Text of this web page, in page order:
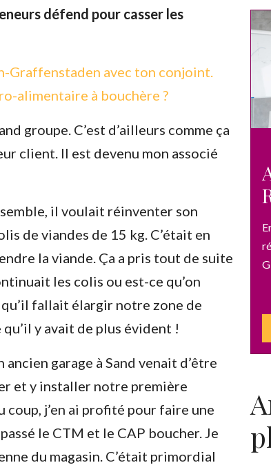
RÉSEAU
plus sur les réseaux ? Télécharge GRATUITEMENT notre
défend pour casser les
Graffenstaden avec ton conjoint.
alimentaire à bouchère ?
groupe. C’est d’ailleurs comme ça
client. Il est devenu mon associé
il voulait réinventer son
de viandes de 15 kg. C’était en
la viande. Ça a pris tout de suite
les colis ou est-ce qu’on
fallait élargir notre zone de
y avait de plus évident !
ancien garage à Sand venait d’être
et y installer notre première
j’en ai profité pour faire une
le CTM et le CAP boucher. Je
du magasin. C’était primordial